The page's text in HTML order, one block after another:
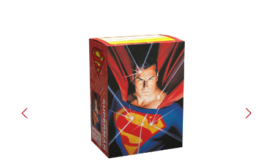
Bildergalerie überspringen